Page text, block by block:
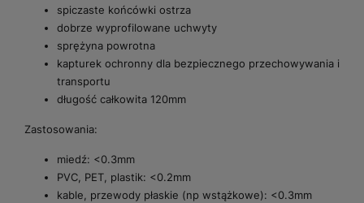
spiczaste końcówki ostrza
dobrze wyprofilowane uchwyty
sprężyna powrotna
kapturek ochronny dla bezpiecznego przechowywania i
transportu
długość całkowita 120mm
Zastosowania:
miedź: <0.3mm
PVC, PET, plastik: <0.2mm
kable, przewody płaskie (np wstążkowe): <0.3mm